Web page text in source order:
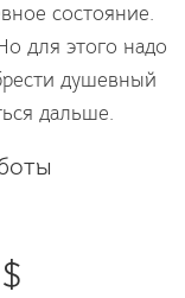
состояние.
для этого надо
душевный
дальше.